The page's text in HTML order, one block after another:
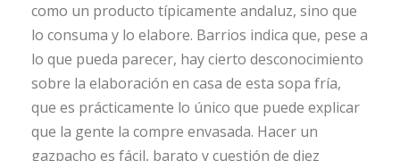
como un producto típicamente andaluz, sino que
lo consuma y lo elabore. Barrios indica que, pese a
lo que pueda parecer, hay cierto desconocimiento
sobre la elaboración en casa de esta sopa fría,
que es prácticamente lo único que puede explicar
que la gente la compre envasada. Hacer un
gazpacho es fácil, barato y cuestión de diez